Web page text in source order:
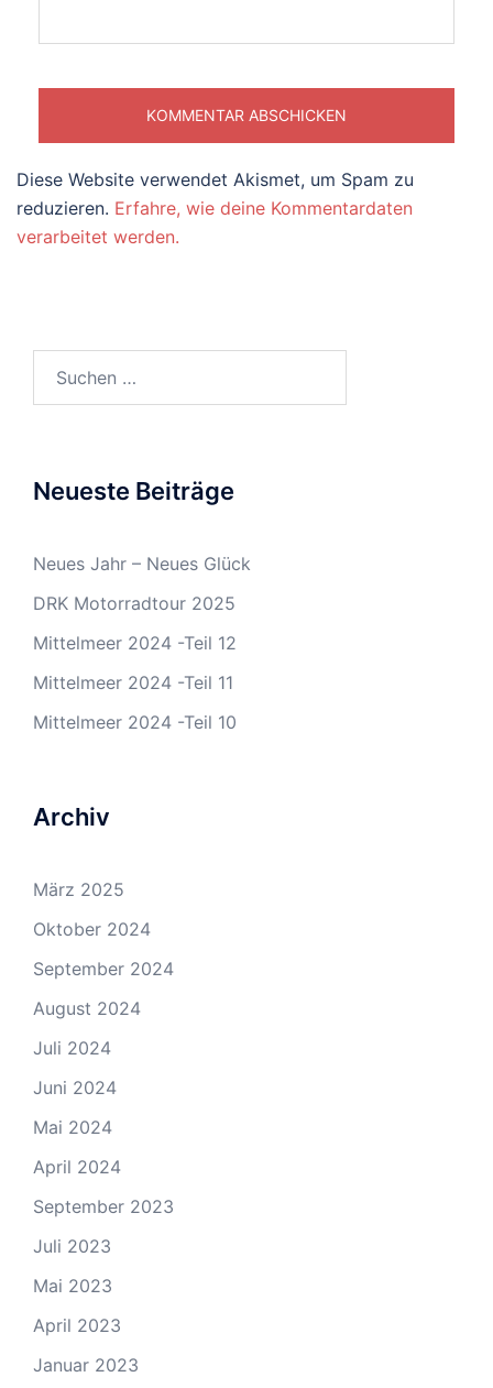
Diese Website verwendet Akismet, um Spam zu
reduzieren. Erfahre, wie deine Kommentardaten
verarbeitet werden.
nach:
Neueste Beiträge
Neues Jahr – Neues Glück
DRK Motorradtour 2025
Mittelmeer 2024 -Teil 12
Mittelmeer 2024 -Teil 11
Mittelmeer 2024 -Teil 10
Archiv
März 2025
Oktober 2024
September 2024
August 2024
Juli 2024
Juni 2024
Mai 2024
April 2024
September 2023
Juli 2023
Mai 2023
April 2023
Januar 2023